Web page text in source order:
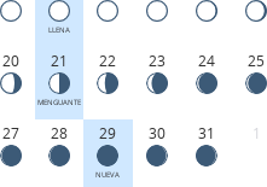
LLENA
20 21
MENGUANTE
22 23 24 25
27 28 29
NUEVA
30 31 1